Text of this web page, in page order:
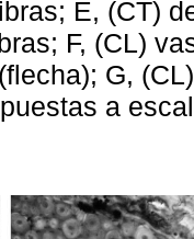
E, (CT)
F, (CL)
G,
a